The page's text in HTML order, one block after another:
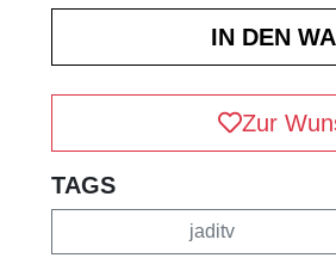
Zur
TAGS
jaditv